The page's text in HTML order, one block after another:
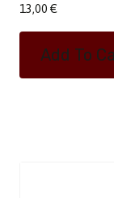
13,00 €
Add To